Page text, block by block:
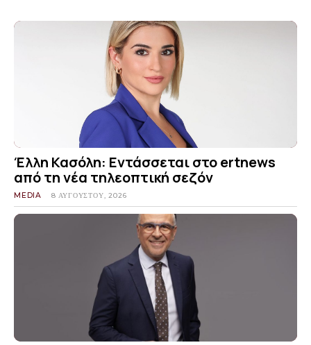
Έλλη Κασόλη: Εντάσσεται στο ertnews
από τη νέα τηλεοπτική σεζόν
MEDIA 8 ΑΥΓΟΎΣΤΟΥ, 2026